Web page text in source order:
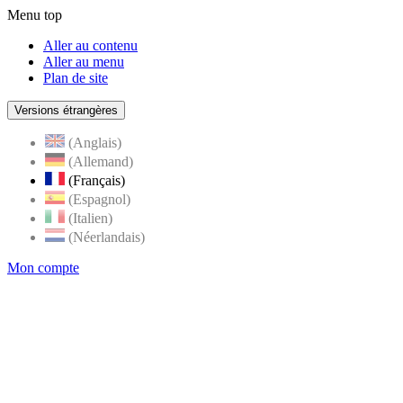
Menu top
Aller au contenu
Aller au menu
Plan de site
Versions étrangères
(Anglais)
(Allemand)
(Français)
(Espagnol)
(Italien)
(Néerlandais)
Mon compte